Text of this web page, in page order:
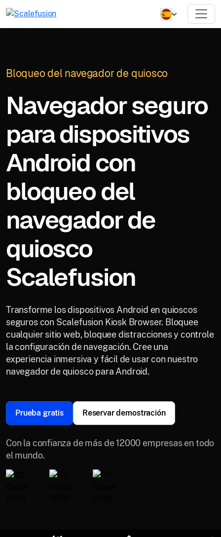
Bloqueo del navegador de quiosco
Navegador seguro
para dispositivos
Android con
bloqueo del
navegador de
quiosco
Scalefusion
Transforme los dispositivos Android en quioscos
seguros con Scalefusion Kiosk Browser. Bloquee
cualquier sitio web, bloquee distracciones y controle
la configuración de navegación. Cree una
experiencia inmersiva y fácil de usar con nuestro
navegador de quiosco para Android.
Prueba gratis Reservar demostración
Con la confianza de más de 12000 empresas en todo
el mundo.